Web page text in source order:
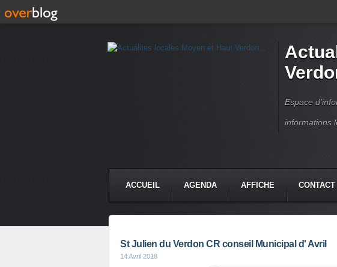
Espace
informations
ACCUEIL AGENDA AFFICHE CONTACT
St Julien du Verdon CR conseil Municipal d' Avril
14 Avril 2018